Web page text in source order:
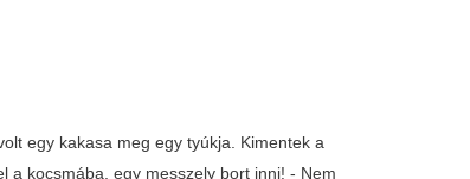
egy kakasa meg egy tyúkja. Kimentek a
a kocsmába, egy messzely bort inni! - Nem